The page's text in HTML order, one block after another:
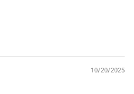
10/20/2025